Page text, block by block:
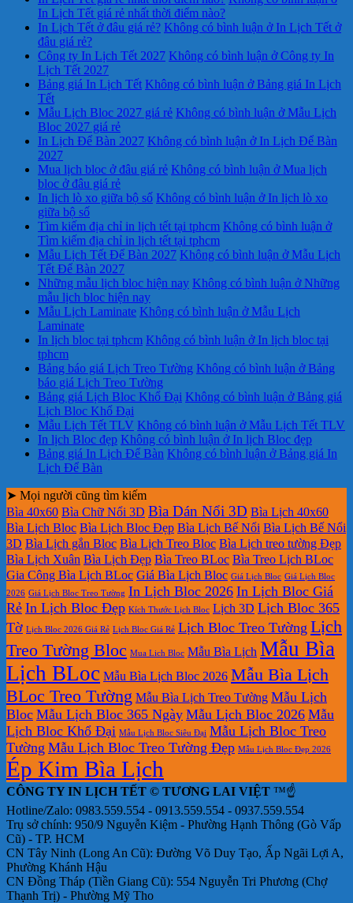
In Lịch Tết giá rẻ nhất thời điểm nào?
In Lịch Tết ở đâu giá rẻ? Không có bình luận ở In Lịch Tết ở
đâu giá rẻ?
Công ty In Lịch Tết 2027 Không có bình luận ở Công ty In
Lịch Tết 2027
Bảng giá In Lịch Tết Không có bình luận ở Bảng giá In Lịch
Tết
Mẫu Lịch Bloc 2027 giá rẻ Không có bình luận ở Mẫu Lịch
Bloc 2027 giá rẻ
In Lịch Để Bàn 2027 Không có bình luận ở In Lịch Để Bàn
2027
Mua lịch bloc ở đâu giá rẻ Không có bình luận ở Mua lịch
bloc ở đâu giá rẻ
In lịch lò xo giữa bộ số Không có bình luận ở In lịch lò xo
giữa bộ số
Tìm kiếm địa chỉ in lịch tết tại tphcm Không có bình luận ở
Tìm kiếm địa chỉ in lịch tết tại tphcm
Mẫu Lịch Tết Để Bàn 2027 Không có bình luận ở Mẫu Lịch
Tết Để Bàn 2027
Những mẫu lịch bloc hiện nay Không có bình luận ở Những
mẫu lịch bloc hiện nay
Mẫu Lịch Laminate Không có bình luận ở Mẫu Lịch
Laminate
In lịch bloc tại tphcm Không có bình luận ở In lịch bloc tại
tphcm
Bảng báo giá Lịch Treo Tường Không có bình luận ở Bảng
báo giá Lịch Treo Tường
Bảng giá Lịch Bloc Khổ Đại Không có bình luận ở Bảng giá
Lịch Bloc Khổ Đại
Mẫu Lịch Tết TLV Không có bình luận ở Mẫu Lịch Tết TLV
In lịch Bloc đẹp Không có bình luận ở In lịch Bloc đẹp
Bảng giá In Lịch Để Bàn Không có bình luận ở Bảng giá In
Lịch Để Bàn
➤ Mọi người cũng tìm kiếm
Bìa 40x60 Bìa Chữ Nổi 3D Bìa Dán Nổi 3D Bìa Lịch 40x60
Bìa Lịch Bloc Bìa Lịch Bloc Đẹp Bìa Lịch Bế Nổi Bìa Lịch Bế Nổi
3D Bìa Lịch gắn Bloc Bìa Lịch Treo Bloc Bìa Lịch treo tường Đẹp
Bìa Lịch Xuân Bìa Lịch Đẹp Bìa Treo BLoc Bìa Treo Lịch BLoc
Gia Công Bìa Lịch BLoc Giá Bìa Lịch Bloc Giá Lịch Bloc Giá Lịch Bloc
2026 Giá Lịch Bloc Treo Tường In Lịch Bloc 2026 In Lịch Bloc Giá
Rẻ In Lịch Bloc Đẹp Kích Thước Lịch Bloc Lịch 3D Lịch Bloc 365
Tờ Lịch Bloc 2026 Giá Rẻ Lịch Bloc Giá Rẻ Lịch Bloc Treo Tường Lịch
Treo Tường Bloc Mua Lich Bloc Mẫu Bìa Lịch Mẫu Bìa
Lịch BLoc Mẫu Bìa Lịch Bloc 2026 Mẫu Bìa Lịch
BLoc Treo Tường Mẫu Bìa Lịch Treo Tường Mẫu Lịch
Bloc Mẫu Lịch Bloc 365 Ngày Mẫu Lịch Bloc 2026 Mẫu
Lịch Bloc Khổ Đại Mẫu Lịch Bloc Siêu Đại Mẫu Lịch Bloc Treo
Tường Mẫu Lịch Bloc Treo Tường Đẹp Mẫu Lịch Bloc Đẹp 2026
Ép Kim Bìa Lịch
CÔNG TY IN LỊCH TẾT © TƯƠNG LAI VIỆT ™☝️
Hotline/Zalo: 0983.559.554 - 0913.559.554 - 0937.559.554
Trụ sở chính: 950/9 Nguyễn Kiệm - Phường Hạnh Thông (Gò Vấp
Cũ) - TP. HCM
CN Tây Ninh (Long An Cũ): Đường Võ Duy Tạo, Ấp Ngãi Lợi A,
Phường Khánh Hậu
CN Đồng Tháp (Tiền Giang Cũ): 554 Nguyễn Tri Phương (Chợ
Thạnh Trị) - Phường Mỹ Tho